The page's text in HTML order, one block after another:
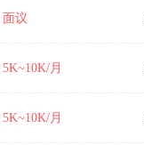
面议
5K~10K/月
5K~10K/月